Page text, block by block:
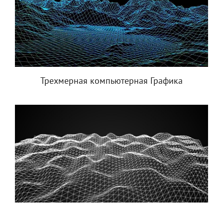
Трехмерная компьютерная Графика